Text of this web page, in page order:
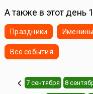
А также в этот день
Праздники Именины
Все события
7 сентября 8